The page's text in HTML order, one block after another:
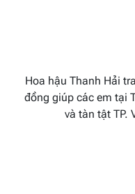
Hoa hậu Thanh Hải
đồng giúp các em tại
và tàn tật TP.